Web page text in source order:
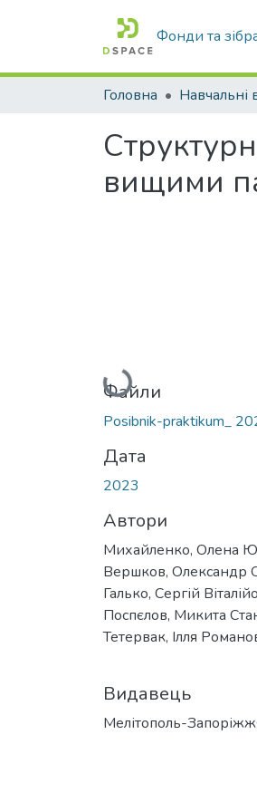
Фонди та
Головна
вищими
Вантажиться...
Файли
Posibnik-praktikum_
Дата
2023
Автори
Михайленко, Олена
Вершков, Олександр
Галько, Сергій
Поспєлов, Микита
Тетервак, Ілля
Видавець
Мелітополь-